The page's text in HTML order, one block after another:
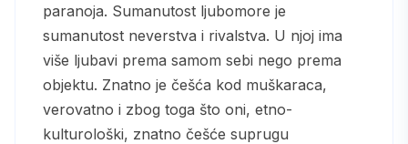
paranoja. Sumanutost ljubomore je
sumanutost neverstva i rivalstva. U njoj ima
više ljubavi prema samom sebi nego prema
objektu. Znatno je češća kod muškaraca,
verovatno i zbog toga što oni, etno-
kulturološki, znatno češće suprugu